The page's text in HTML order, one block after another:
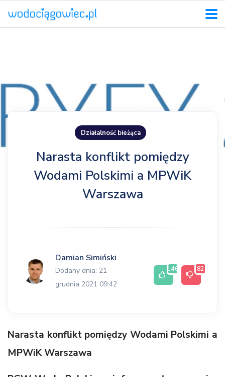
Działalność bieżąca
Narasta konflikt pomiędzy
Wodami Polskimi a MPWiK
Warszawa
Damian Simiński
Dodany dnia: 21
grudnia 2021 09:42
146 82
Narasta konflikt pomiędzy Wodami Polskimi a
MPWiK Warszawa